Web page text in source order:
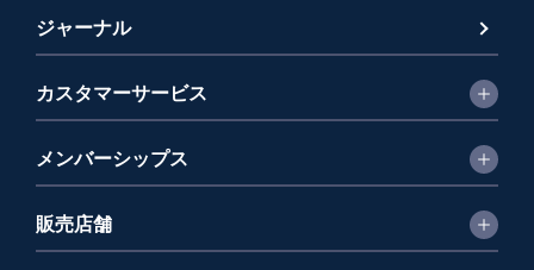
ジャーナル
カスタマーサービス
メンバーシップス
販売店舗